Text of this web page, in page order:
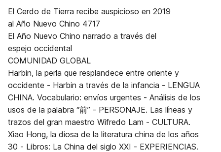
El Cerdo de Tierra recibe auspicioso en 2019
al Año Nuevo Chino 4717
El Año Nuevo Chino narrado a través del
espejo occidental
COMUNIDAD GLOBAL
Harbin, la perla que resplandece entre oriente y
occidente - Harbin a través de la infancia - LENGUA
CHINA. Vocabulario: envíos urgentes - Análisis de los
usos de la palabra “前” - PERSONAJE. Las líneas y
trazos del gran maestro Wifredo Lam - CULTURA.
Xiao Hong, la diosa de la literatura china de los años
30 - Libros: La China del siglo XXI - EXPERIENCIAS.